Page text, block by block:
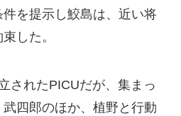
を提示し鮫島は、近い将
した。
されたPICUだが、集まっ
四郎のほか、植野と行動